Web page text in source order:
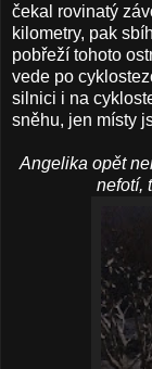
čekal rovinatý
kilometry, pak
pobřeží tohoto
vede po
silnici i na
sněhu, jen místy
Angelika opět
nefotí,